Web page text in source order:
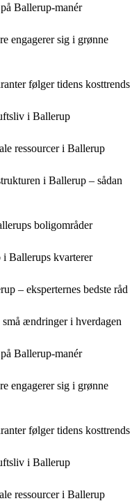
Ballerup-manér
engagerer sig i grønne
følger tidens kosttrends
i Ballerup
ressourcer i Ballerup
i Ballerup – sådan
boligområder
Ballerups kvarterer
– eksperternes bedste råd
ændringer i hverdagen
Ballerup-manér
engagerer sig i grønne
følger tidens kosttrends
i Ballerup
ressourcer i Ballerup